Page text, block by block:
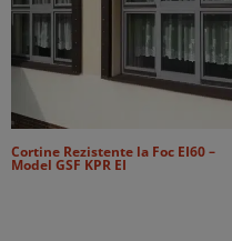
Cortine Rezistente la Foc EI60 –
Model GSF KPR EI